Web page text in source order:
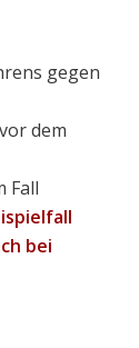
gegen
dem
Fall
bei